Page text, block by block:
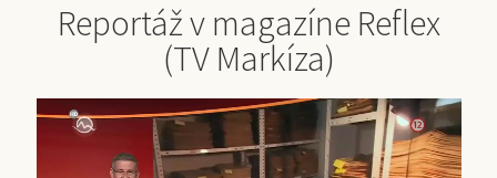
Reportáž v magazíne Reflex
(TV Markíza)